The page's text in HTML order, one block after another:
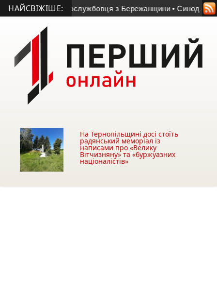
НАЙСВІЖІШЕ:
військовослужбовця з Бережанщини • Синод обрав
На Тернопільщині досі стоїть
радянський меморіал із
написами про «Велику
Вітчизняну» та «буржуазних
націоналістів»